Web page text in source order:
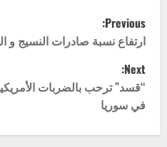
P
o
s
t
n
Previous:
ارتفاع نسبة صادرات النسيج و
Next:
“قسد” ترحب بالضربات
في سوريا